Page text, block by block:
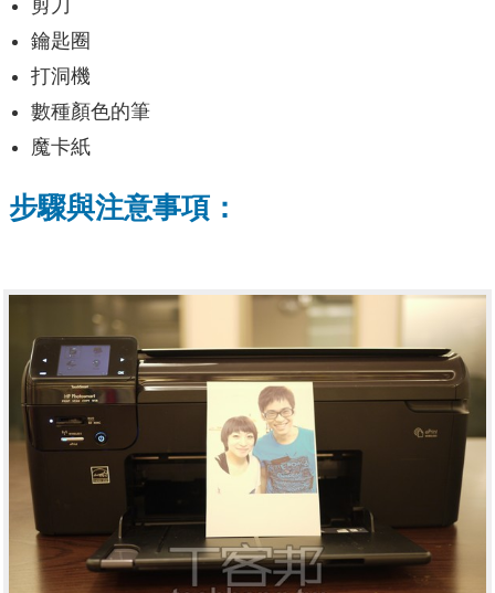
剪刀
鑰匙圈
打洞機
數種顏色的筆
魔卡紙
步驟與注意事項：